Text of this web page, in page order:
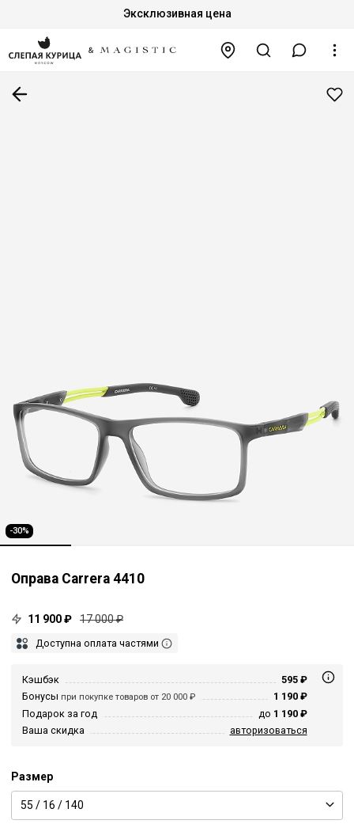
Эксклюзивная цена
-30%
Оправа Carrera 4410
11 900 ₽ 17 000 ₽
Доступна оплата частями
Кэшбэк
595 ₽
Бонусы при покупке товаров от 20 000 ₽
1 190 ₽
Подарок за год
до 1 190 ₽
Ваша скидка
авторизоваться
Размер
55 / 16 / 140